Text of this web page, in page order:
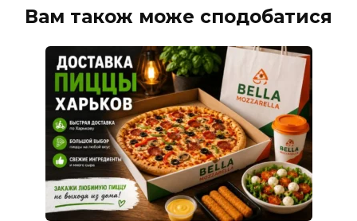
Вам також може сподобатися